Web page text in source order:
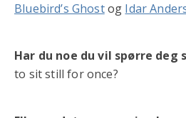
Bluebird’s Ghostog Idar
Har du noe du vil spørre deg
to sit still for once?